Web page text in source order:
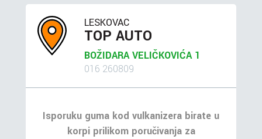
LESKOVAC
TOP AUTO
BOŽIDARA VELIČKOVIĆA 1
016 260809
Isporuku guma kod vulkanizera birate u
korpi prilikom poručivanja za